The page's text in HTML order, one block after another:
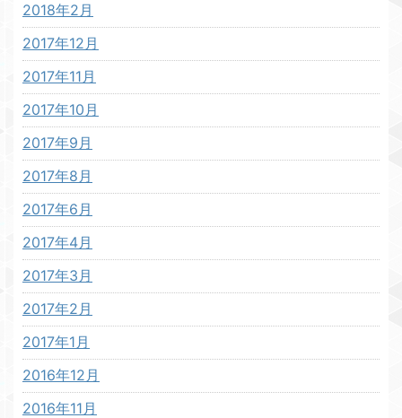
2018年2月
2017年12月
2017年11月
2017年10月
2017年9月
2017年8月
2017年6月
2017年4月
2017年3月
2017年2月
2017年1月
2016年12月
2016年11月